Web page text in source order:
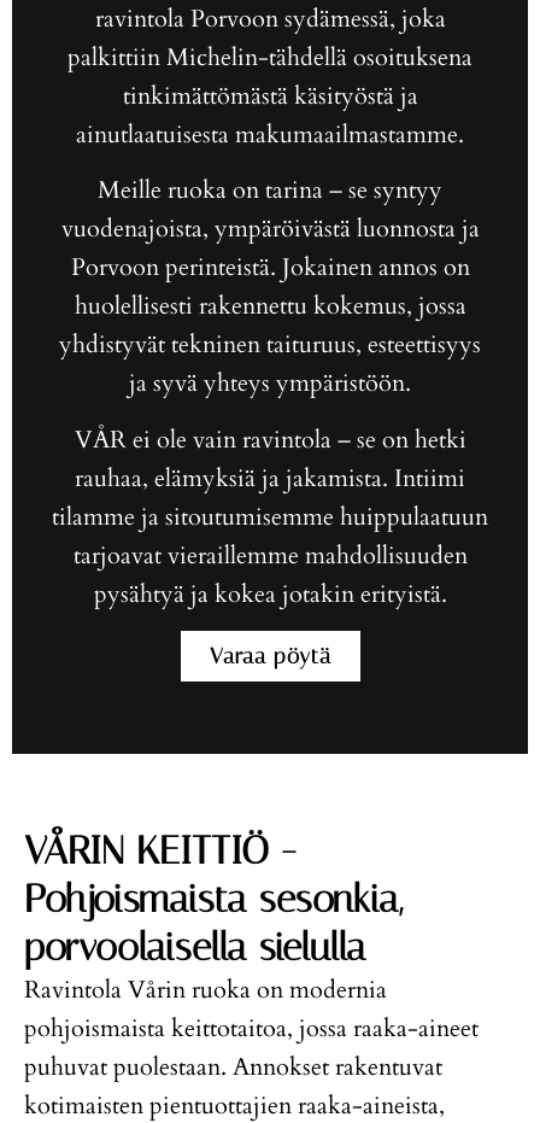
ravintola Porvoon sydämessä, joka
palkittiin Michelin-tähdellä osoituksena
tinkimättömästä käsityöstä ja
ainutlaatuisesta makumaailmastamme.
Meille ruoka on tarina – se syntyy
vuodenajoista, ympäröivästä luonnosta ja
Porvoon perinteistä. Jokainen annos on
huolellisesti rakennettu kokemus, jossa
yhdistyvät tekninen taituruus, esteettisyys
ja syvä yhteys ympäristöön.
VÅR ei ole vain ravintola – se on hetki
rauhaa, elämyksiä ja jakamista. Intiimi
tilamme ja sitoutumisemme huippulaatuun
tarjoavat vieraillemme mahdollisuuden
pysähtyä ja kokea jotakin erityistä.
Varaa pöytä
VÅRIN KEITTIÖ -
Pohjoismaista sesonkia,
porvoolaisella sielulla
Ravintola Vårin ruoka on modernia
pohjoismaista keittotaitoa, jossa raaka-aineet
puhuvat puolestaan. Annokset rakentuvat
kotimaisten pientuottajien raaka-aineista,